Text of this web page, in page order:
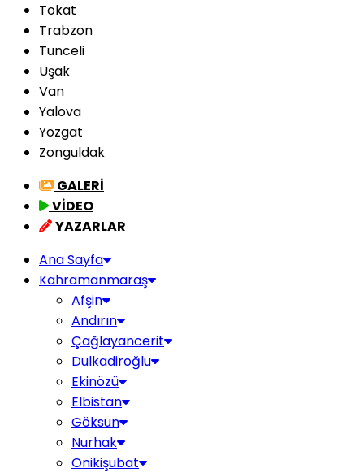
Tokat
Trabzon
Tunceli
Uşak
Van
Yalova
Yozgat
Zonguldak
GALERİ
VİDEO
YAZARLAR
Ana Sayfa
Kahramanmaraş
Afşin
Andırın
Çağlayancerit
Dulkadiroğlu
Ekinözü
Elbistan
Göksun
Nurhak
Onikişubat